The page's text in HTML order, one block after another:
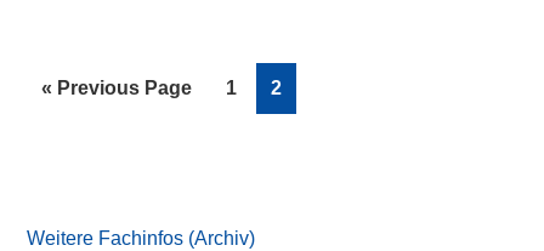
« Go
Previous Page Page
1 Page
2
Weitere Fachinfos (Archiv)